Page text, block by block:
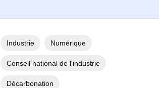
Industrie Numérique
Conseil national de l'industrie
Décarbonation